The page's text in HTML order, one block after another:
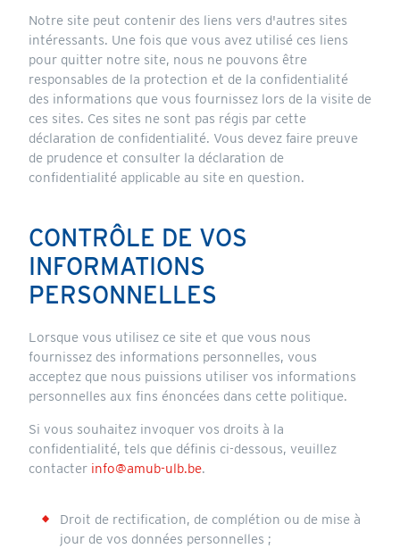
Notre site peut contenir des liens vers d'autres sites
intéressants. Une fois que vous avez utilisé ces liens
pour quitter notre site, nous ne pouvons être
responsables de la protection et de la confidentialité
des informations que vous fournissez lors de la visite de
ces sites. Ces sites ne sont pas régis par cette
déclaration de confidentialité. Vous devez faire preuve
de prudence et consulter la déclaration de
confidentialité applicable au site en question.
CONTRÔLE DE VOS
INFORMATIONS
PERSONNELLES
Lorsque vous utilisez ce site et que vous nous
fournissez des informations personnelles, vous
acceptez que nous puissions utiliser vos informations
personnelles aux fins énoncées dans cette politique.
Si vous souhaitez invoquer vos droits à la
confidentialité, tels que définis ci-dessous, veuillez
contacter info@amub-ulb.be.
Droit de rectification, de complétion ou de mise à
jour de vos données personnelles ;